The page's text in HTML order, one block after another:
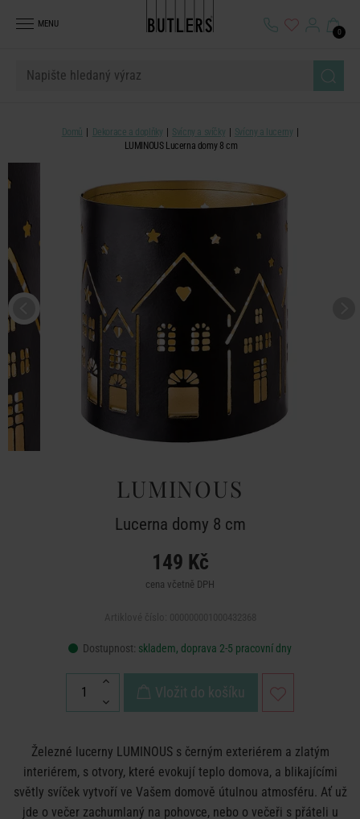
MENU
0
Domů Dekorace a doplňky Svícny a svíčky
Svícny a lucerny
LUMINOUS Lucerna domy 8 cm
LUMINOUS
Lucerna domy 8 cm
149 Kč
cena včetně DPH
Dostupnost: skladem, doprava 2-5 pracovní dny
Vložit do košíku
Železné lucerny LUMINOUS s černým exteriérem a zlatým
interiérem, s otvory, které evokují teplo domova, a blikajícími
světly svíček vytvoří ve Vašem domově útulnou atmosféru. Ať už
jde o večer zachumlaný na pohovce, nebo o večeři s přáteli u